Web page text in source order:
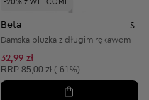
Beta S
Damska bluzka z długim rękawem
32,99 zł
Cena sugerowana:
RRP 85,00 zł (-61%)